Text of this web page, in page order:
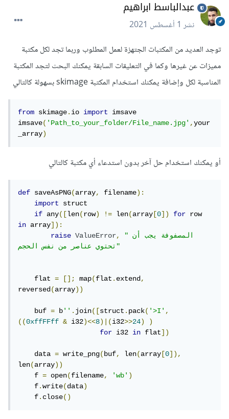
عبدالباسط ابراهيم
نشر1 أغسطس 2021
توجد العديد من المكتبات الجتهزة لعمل المطلوب وربما تجد لكل مكتبة
مميزات عن غيرها وكما في التعليقات السابقة يمكنك البحث لتجد المكتبة
المناسبة لكل وإضافة يمكنك استخدام المكتبة skimage بسهولة كالتالي
from skimage.io import
imsave
imsave('Path_to_your_folder/File_name.jpg',your
_array)
أو يمكنك استخدام حل آخر بدون استدعاء أي مكتبة كالتالي
def saveAsPNG(array, filename):
import
struct
if any([len(row) != len(array [0]) for
in array]):
raise
ValueError,
"المصفوفة يجب أن
تحتوي عناصر من نفس الحجم"
    flat
= []; map(flat.extend,
reversed(array))
    buf
= b''.join([struct.pack('>I',
((0xffFFff & i32)<<8)|(i32>>24)
)
for i32 in flat])
    data
= write_png(buf, len(array [0]),
len(array))
    f
= open(filename, 'wb')
    f
.write(data)
    f
.close()